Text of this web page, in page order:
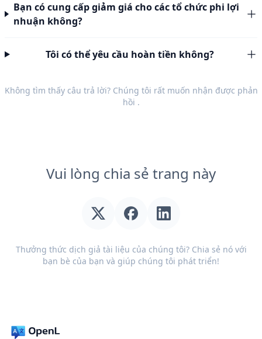
Bạn có cung cấp giảm giá cho các tổ chức phi lợi
nhuận không?
Tôi có thể yêu cầu hoàn tiền không?
Không tìm thấy câu trả lời? Chúng tôi rất muốn nhận được phản
hồi .
Vui lòng chia sẻ trang này
Thưởng thức dịch giả tài liệu của chúng tôi? Chia sẻ nó với
bạn bè của bạn và giúp chúng tôi phát triển!